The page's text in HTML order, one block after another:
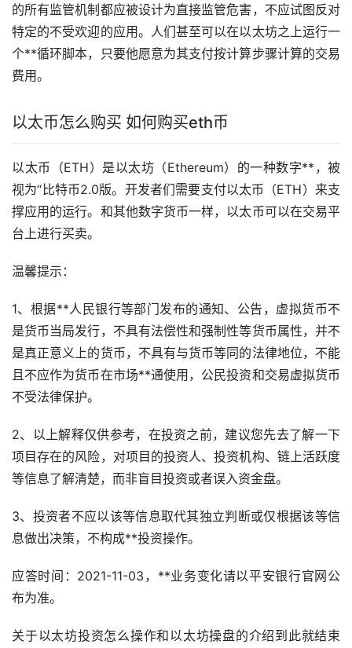
的所有监管机制都应被设计为直接监管危害，不应试图反对
特定的不受欢迎的应用。人们甚至可以在以太坊之上运行一
个**循环脚本，只要他愿意为其支付按计算步骤计算的交易
费用。
以太币怎么购买 如何购买eth币
以太币（ETH）是以太坊（Ethereum）的一种数字**，被
视为“比特币2.0版。开发者们需要支付以太币（ETH）来支
撑应用的运行。和其他数字货币一样，以太币可以在交易平
台上进行买卖。
温馨提示：
1、根据**人民银行等部门发布的通知、公告，虚拟货币不
是货币当局发行，不具有法偿性和强制性等货币属性，并不
是真正意义上的货币，不具有与货币等同的法律地位，不能
且不应作为货币在市场**通使用，公民投资和交易虚拟货币
不受法律保护。
2、以上解释仅供参考，在投资之前，建议您先去了解一下
项目存在的风险，对项目的投资人、投资机构、链上活跃度
等信息了解清楚，而非盲目投资或者误入资金盘。
3、投资者不应以该等信息取代其独立判断或仅根据该等信
息做出决策，不构成**投资操作。
应答时间：2021-11-03，**业务变化请以平安银行官网公
布为准。
关于以太坊投资怎么操作和以太坊操盘的介绍到此就结束